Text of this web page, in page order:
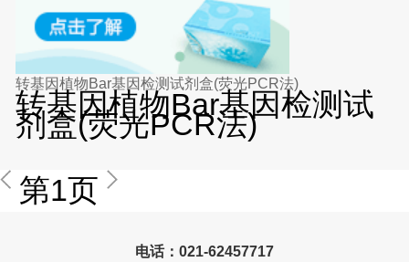
转基因植物Bar基因检测试剂盒(荧光PCR法)
转基因植物Bar基因检测试
剂盒(荧光PCR法)
第1页
电话：021-62457717